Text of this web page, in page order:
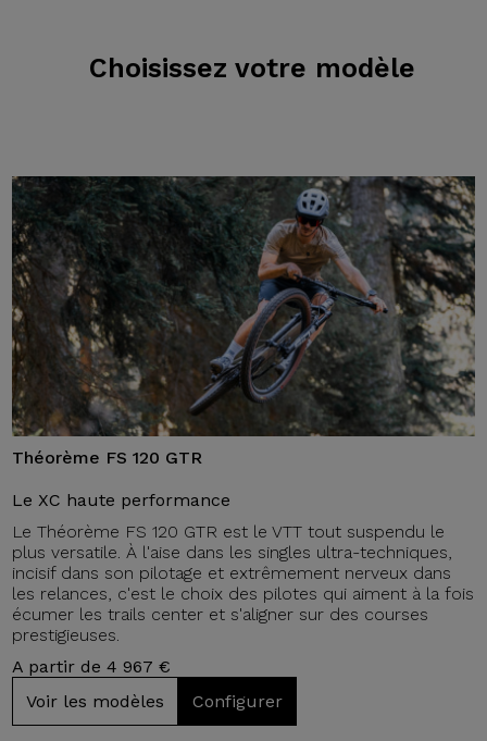
Choisissez votre modèle
Théorème FS 120 GTR
Le XC haute performance
Le Théorème FS 120 GTR est le VTT tout suspendu le
plus versatile. À l'aise dans les singles ultra-techniques,
incisif dans son pilotage et extrêmement nerveux dans
les relances, c'est le choix des pilotes qui aiment à la fois
écumer les trails center et s'aligner sur des courses
prestigieuses.
A partir de 4 967 €
Voir les modèles
Configurer